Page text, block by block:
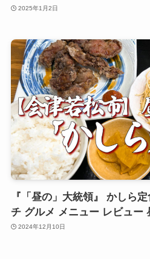
2025年1月2日
『「昼の」大統領』 かしら
チ グルメ メニュー レビュー
2024年12月10日